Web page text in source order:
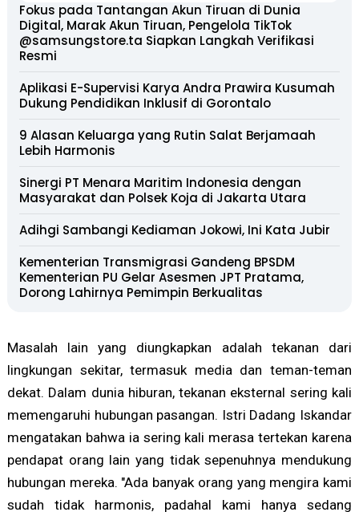
Fokus pada Tantangan Akun Tiruan di Dunia
Digital, Marak Akun Tiruan, Pengelola TikTok
@samsungstore.ta Siapkan Langkah Verifikasi
Resmi
Aplikasi E-Supervisi Karya Andra Prawira Kusumah
Dukung Pendidikan Inklusif di Gorontalo
9 Alasan Keluarga yang Rutin Salat Berjamaah
Lebih Harmonis
Sinergi PT Menara Maritim Indonesia dengan
Masyarakat dan Polsek Koja di Jakarta Utara
Adihgi Sambangi Kediaman Jokowi, Ini Kata Jubir
Kementerian Transmigrasi Gandeng BPSDM
Kementerian PU Gelar Asesmen JPT Pratama,
Dorong Lahirnya Pemimpin Berkualitas
Masalah lain yang diungkapkan adalah tekanan dari
lingkungan sekitar, termasuk media dan teman-teman
dekat. Dalam dunia hiburan, tekanan eksternal sering kali
memengaruhi hubungan pasangan. Istri Dadang Iskandar
mengatakan bahwa ia sering kali merasa tertekan karena
pendapat orang lain yang tidak sepenuhnya mendukung
hubungan mereka. "Ada banyak orang yang mengira kami
sudah tidak harmonis, padahal kami hanya sedang